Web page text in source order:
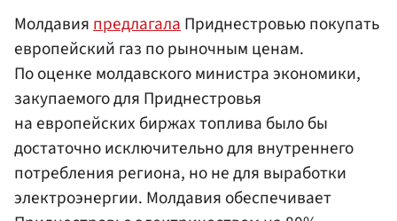
МолдавияпредлагалаПриднестровью покупать
европейский газ по рыночным ценам.
По оценке молдавского министра экономики,
закупаемого для Приднестровья
на европейских биржах топлива было бы
достаточно исключительно для внутреннего
потребления региона, но не для выработки
электроэнергии. Молдавия обеспечивает